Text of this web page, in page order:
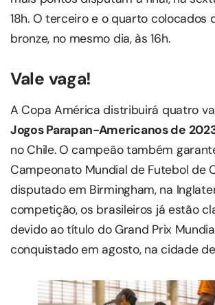
18h. O terceiro e o quarto colocados
bronze, no mesmo dia, às 16h.
Vale vaga!
A Copa América distribuirá quatro
Jogos Parapan-Americanos de
no Chile. O campeão também
Campeonato Mundial de Futebol de
disputado em Birmingham, na
competição, os brasileiros já estão
devido ao título do Grand Prix
conquistado em agosto, na cidade